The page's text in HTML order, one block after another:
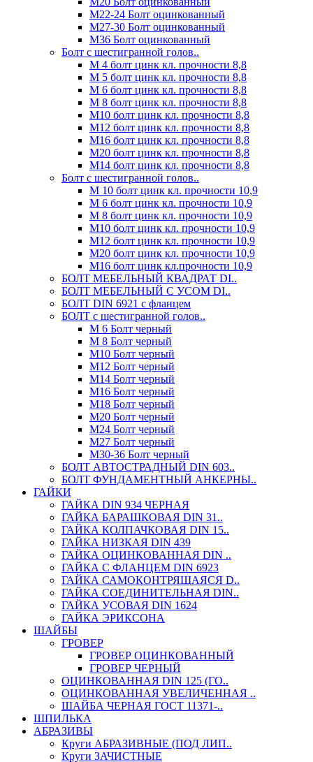
М22-24 Болт оцинкованный
М27-30 Болт оцинкованный
М36 Болт оцинкованный
Болт с шестигранной голов..
М 4 болт цинк кл. прочности 8,8
М 5 болт цинк кл. прочности 8,8
М 6 болт цинк кл. прочности 8,8
М 8 болт цинк кл. прочности 8,8
М10 болт цинк кл. прочности 8,8
М12 болт цинк кл. прочности 8,8
М16 болт цинк кл. прочности 8,8
М20 болт цинк кл. прочности 8,8
М14 болт цинк кл. прочности 8,8
Болт с шестигранной голов..
М 10 болт цинк кл. прочности 10,9
М 6 болт цинк кл. прочности 10,9
М 8 болт цинк кл. прочности 10,9
М10 болт цинк кл. прочности 10,9
М12 болт цинк кл. прочности 10,9
М20 болт цинк кл. прочности 10,9
М16 болт цинк кл.прочности 10,9
БОЛТ МЕБЕЛЬНЫЙ КВАДРАТ DI..
БОЛТ МЕБЕЛЬНЫЙ С УСОМ DI..
БОЛТ DIN 6921 c фланцем
БОЛТ с шестигранной голов..
М 6 Болт черный
М 8 Болт черный
М10 Болт черный
М12 Болт черный
М14 Болт черный
М16 Болт черный
М18 Болт черный
М20 Болт черный
М24 Болт черный
М27 Болт черный
М30-36 Болт черный
БОЛТ АВТОСТРАДНЫЙ DIN 603..
БОЛТ ФУНДАМЕНТНЫЙ АНКЕРНЫ..
ГАЙКИ
ГАЙКА DIN 934 ЧЕРНАЯ
ГАЙКА БАРАШКОВАЯ DIN 31..
ГАЙКА КОЛПАЧКОВАЯ DIN 15..
ГАЙКА НИЗКАЯ DIN 439
ГАЙКА ОЦИНКОВАННАЯ DIN ..
ГАЙКА С ФЛАНЦЕМ DIN 6923
ГАЙКА САМОКОНТРЯЩАЯСЯ D..
ГАЙКА СОЕДИНИТЕЛЬНАЯ DIN..
ГАЙКА УСОВАЯ DIN 1624
ГАЙКА ЭРИКСОНА
ШАЙБЫ
ГРОВЕР
ГРОВЕР ОЦИНКОВАННЫЙ
ГРОВЕР ЧЕРНЫЙ
ОЦИНКОВАННАЯ DIN 125 (ГО..
ОЦИНКОВАННАЯ УВЕЛИЧЕННАЯ ..
ШАЙБА ЧЕРНАЯ ГОСТ 11371-..
ШПИЛЬКА
АБРАЗИВЫ
Круги АБРАЗИВНЫЕ (ПОД ЛИП..
Круги ЗАЧИСТНЫЕ